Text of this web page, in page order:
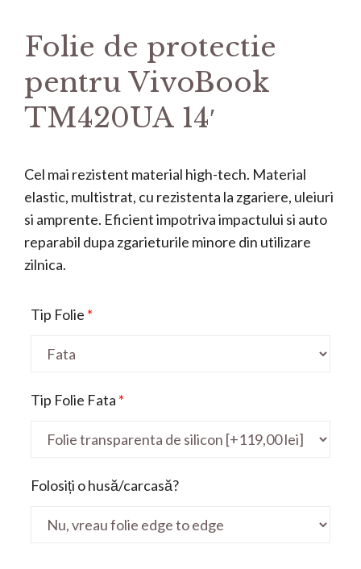
Folie de protectie
pentru VivoBook
TM420UA 14′
Cel mai rezistent material high-tech. Material
elastic, multistrat, cu rezistenta la zgariere, uleiuri
si amprente. Eficient impotriva impactului si auto
reparabil dupa zgarieturile minore din utilizare
zilnica.
Tip Folie *
Tip Folie Fata *
Folosiți o husă/carcasă?